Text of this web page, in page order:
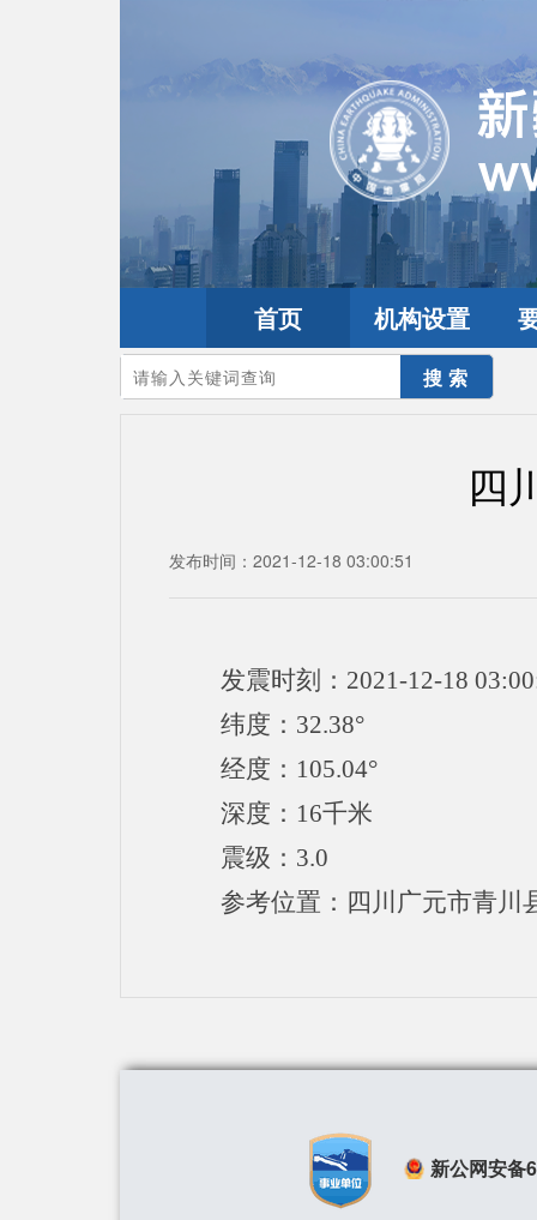
首页 机构设置
您的当前位置：首页>地震频道 全球震讯
四
发布时间：2021-12-18 03:00:51
发震时刻：2021-12-18
纬度：32.38°
经度：105.04°
深度：16千米
震级：3.0
参考位置：四川广元市青川
新公网安备